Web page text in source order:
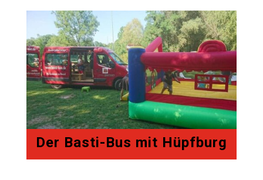
Der Basti-Bus mit Hüpfburg